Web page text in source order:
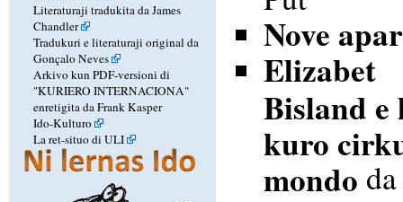
Literaturaji tradukita da James
Chandler
Tradukuri e literaturaji original da
Gonçalo Neves
Arkivo kun PDF-versioni di
"KURIERO INTERNACIONA"
enretigita da Frank Kasper
Ido-Kulturo
La ret-situo di ULI
Nove
Elizabet
Bisland e
kuro
mondo da